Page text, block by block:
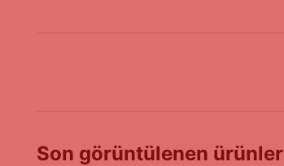
Son görüntülenen ürünler